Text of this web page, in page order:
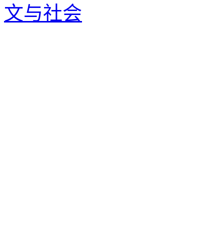
文与社会